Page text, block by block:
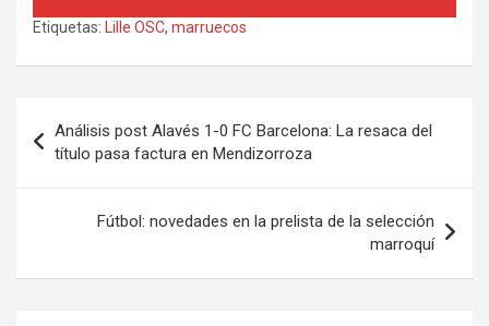
Etiquetas: Lille OSC, marruecos
de
entradas
Análisis post Alavés 1-0 FC Barcelona: La resaca del
título pasa factura en Mendizorroza
Fútbol: novedades en la prelista de la selección
marroquí